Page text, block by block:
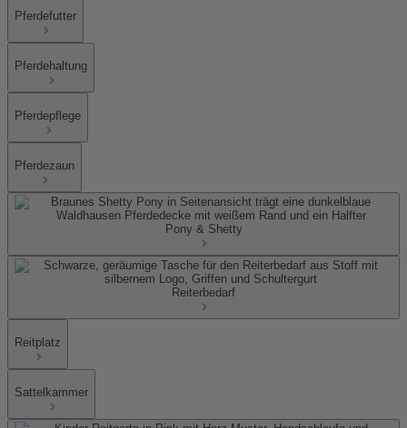
Pferdefutter
Pferdehaltung
Pferdepflege
Pferdezaun
Pony & Shetty
Reiterbedarf
Reitplatz
Sattelkammer